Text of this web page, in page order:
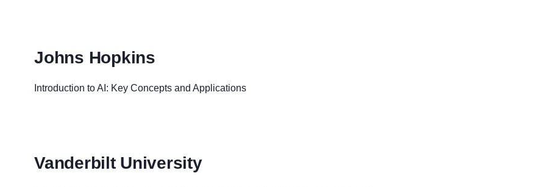
Johns Hopkins
Introduction to AI: Key Concepts and Applications
Vanderbilt University